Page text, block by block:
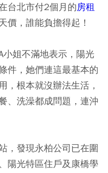
台北市付2個月的房租
價，誰能負擔得起！
小姐不滿地表示，陽光
件，她們連這最基本的
，根本就沒辦法生活，
、洗澡都成問題，連沖
，發現永柏公司已在圍
陽光特區住戶及康橋學